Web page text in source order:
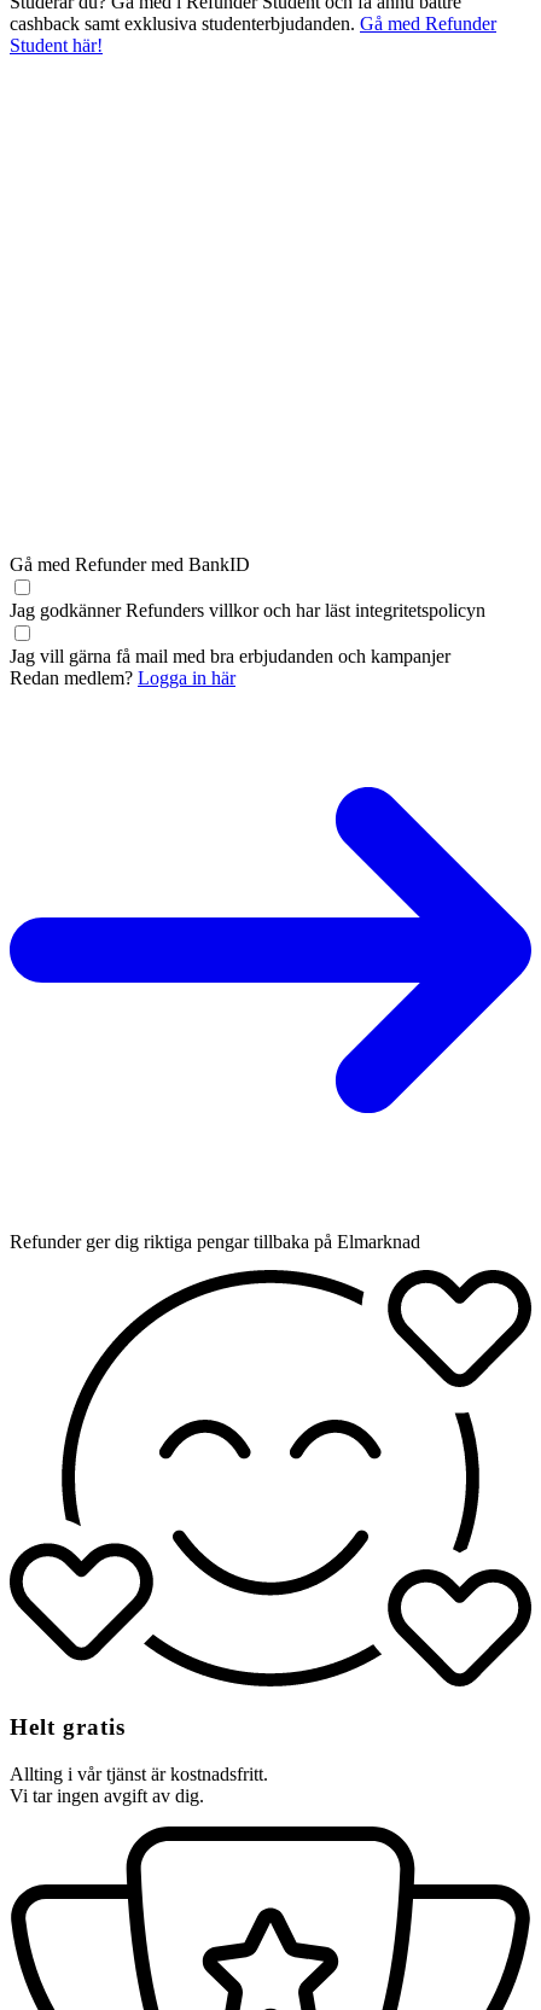
cashback samt exklusiva studenterbjudanden. Gå med Refunder
Student här!
Gå med Refunder med BankID
Jag godkänner Refunders villkoroch har läst integritetspolicyn
Jag vill gärna få mail med bra erbjudanden och kampanjer
Redan medlem? Logga in här
Refunder ger dig riktiga pengar tillbaka på Elmarknad
Helt gratis
Allting i vår tjänst är kostnadsfritt.
Vi tar ingen avgift av dig.